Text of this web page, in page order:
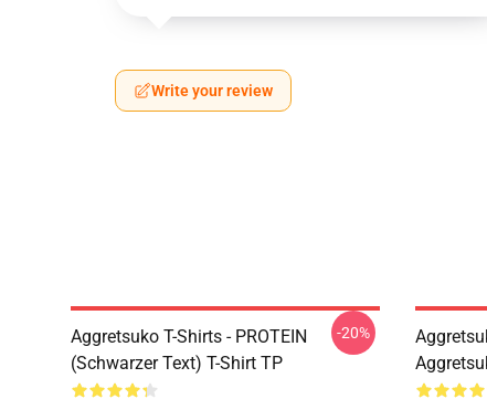
Write your review
Aggretsuko T-Shirts - PROTEIN
(schwarzer Text) T-Shirt TP
-20%